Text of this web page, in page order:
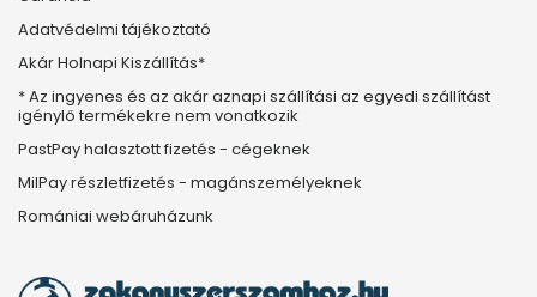
Adatvédelmi tájékoztató
Akár Holnapi Kiszállítás*
* Az ingyenes és az akár aznapi szállítási az egyedi szállítást
igénylő termékekre nem vonatkozik
PastPay halasztott fizetés - cégeknek
MilPay részletfizetés - magánszemélyeknek
Romániai webáruházunk